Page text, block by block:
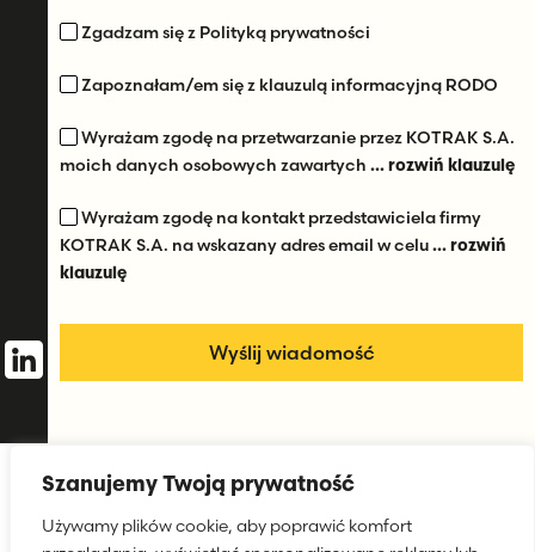
Szanujemy Twoją prywatność
Używamy plików cookie, aby poprawić komfort
Zgadzam się z Polityką prywatności
Zapoznałam/em się z klauzulą informacyjną RODO
Wyrażam zgodę na przetwarzanie przez KOTRAK S.A.
moich danych osobowych zawartych ... rozwiń klauzulę
Wyrażam zgodę na kontakt przedstawiciela firmy
KOTRAK S.A. na wskazany adres email w celu... rozwiń
klauzulę